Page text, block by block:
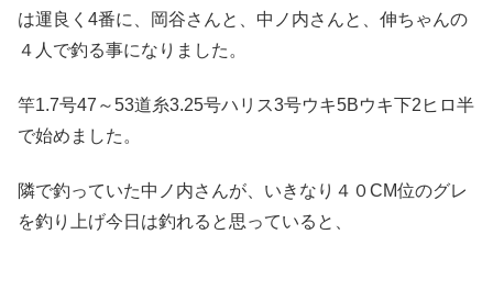
は運良く4番に、岡谷さんと、中ノ内さんと、伸ちゃんの
４人で釣る事になりました。
竿1.7号47～53道糸3.25号ハリス3号ウキ5Bウキ下2ヒロ半
で始めました。
隣で釣っていた中ノ内さんが、いきなり４０CM位のグレ
を釣り上げ今日は釣れると思っていると、